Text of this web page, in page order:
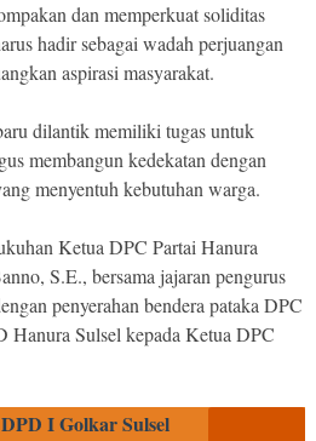
dan memperkuat soliditas
hadir sebagai wadah perjuangan
aspirasi masyarakat.
dilantik memiliki tugas untuk
membangun kedekatan dengan
menyentuh kebutuhan warga.
Ketua DPC Partai Hanura
S.E., bersama jajaran pengurus
penyerahan bendera pataka DPC
Hanura Sulsel kepada Ketua DPC
I Golkar Sulsel